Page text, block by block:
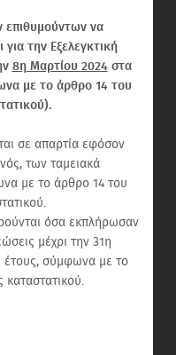
να
την Εξελεγκτική
8η Μαρτίου 2024στα
με το άρθρο 14 του
σε απαρτία εφόσον
των ταμειακά
με το άρθρο 14 του
όσα εκπλήρωσαν
μέχρι την 31η
έτους, σύμφωνα με το
καταστατικού.